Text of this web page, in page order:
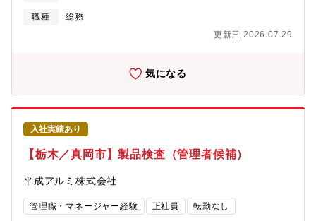
ー２名の7名役職者は40～50代、メンバーは20～30代が中心で、
年齢はバラバラですが明るく活気のある組織です！
務相談１次対応・顧問弁護士との連携＜社内広報・対外広報＞・
スの作成・メディア対応※4月と6月の年2回株式総会があり、株式
発生の可能性がございます。ご経験や適性に応じて、担当業務を
決定します。【募集背景】体制強化による増員【組織構成】総務
部：10名(総務部長50代、総務課長30代、嘱託社員3名、メンバー
クラス5名)【当社の特徴】★国内外トップクラスのアルミニウム
二次合金生産量企業★1922年創業「地球に廃棄すべきものはな
い」という思いでアルミのリサイクル性の良さに着目し、現在で
はアルミニウム二次合金で国内最大手・国内シェアは30%となり
ました。リサイクルしやすく、軽く、加工しやすいアルミは環境
配慮やエコの推進でますます需要が高まり、現在では自動車、バ
イク、飲料缶から精密機器に至るまで幅広く産業を下支えしてい
ます。東南アジアをメインにインド、中国等グローバルに展開し
ております。※希望をすれば海外駐在のチャンスもございます。
職種
総務
更新日 2026.07.29
気になる
入社実績あり
【栃木／真岡市】製品検査（管理者候補）
平成アルミ株式会社
管理職・マネージャー経験 正社員 転勤なし